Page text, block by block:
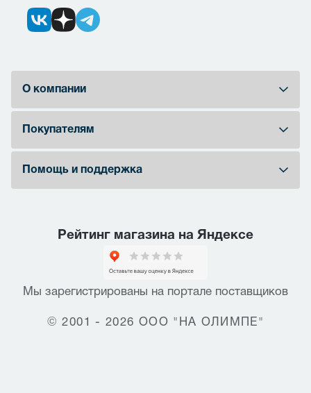
О компании
Покупателям
Помощь и поддержка
Рейтинг магазина на Яндексе
Мы зарегистрированы на портале поставщиков
© 2001 - 2026 ООО "НА ОЛИМПЕ"